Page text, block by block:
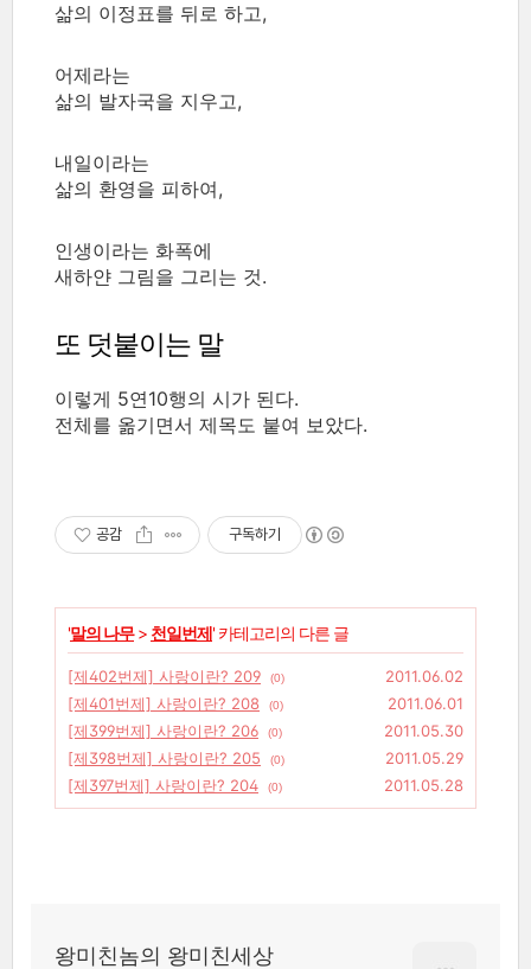
삶의 이정표를 뒤로 하고,
어제라는
삶의 발자국을 지우고,
내일이라는
삶의 환영을 피하여,
인생이라는 화폭에
새하얀 그림을 그리는 것.
또 덧붙이는 말
이렇게 5연10행의 시가 된다.
전체를 옮기면서 제목도 붙여 보았다.
공감 구독하기
'말의 나무> 천일번제' 카테고리의 다른 글
[제402번제] 사랑이란? 209 (0)
2011.06.02
[제401번제] 사랑이란? 208
(0)
2011.06.01
[제399번제] 사랑이란? 206
(0)
2011.05.30
[제398번제] 사랑이란? 205
(0)
2011.05.29
[제397번제] 사랑이란? 204
(0) 2011.05.28
왕미친놈의 왕미친세상